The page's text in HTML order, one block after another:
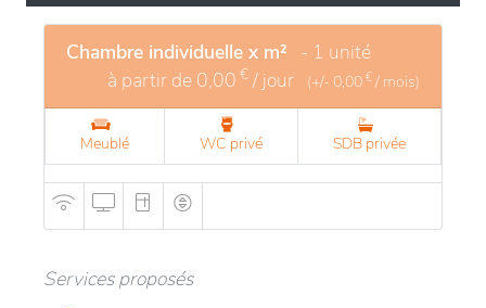
pratique aux services urbains tout en profitant d'un
cadre de vie plus tranquille. L'établissement propose
une gamme de services adaptés aux besoins des
résidents, avec un accent sur le bien-être et le
confort. Les installations modernes et les espaces
communs accueillants créent une atmosphère
chaleureuse, idéale pour favoriser un sentiment de
communauté et de soutien entre les résidents.
Chambre individuelle x m² - 1 unité
à partir de 0,00 € / jour (+/- 0,00 € / mois)
Meublé WC privé SDB privée
Services proposés